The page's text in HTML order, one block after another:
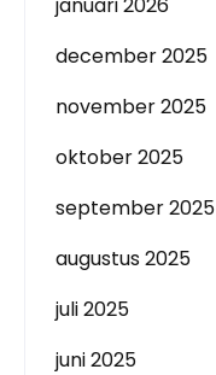
december 2025
november 2025
oktober 2025
september 2025
augustus 2025
juli 2025
juni 2025